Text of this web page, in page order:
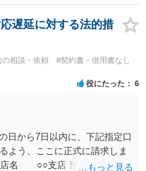
遅延に対する法的措
相談・依頼
#契約書・借用書なし
役にたった 6
日から7日以内に、下記指定口
よう、ここに正式に請求しま
店名 ○○支店 預金種別 普通